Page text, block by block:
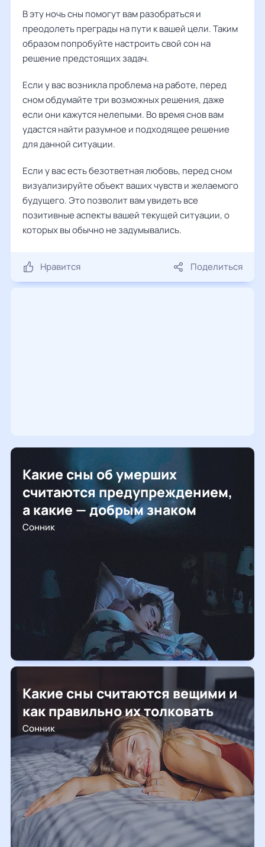
В эту ночь сны помогут вам разобраться и
преодолеть преграды на пути к вашей цели. Таким
образом попробуйте настроить свой сон на
решение предстоящих задач.
Если у вас возникла проблема на работе, перед
сном обдумайте три возможных решения, даже
если они кажутся нелепыми. Во время снов вам
удастся найти разумное и подходящее решение
для данной ситуации.
Если у вас есть безответная любовь, перед сном
визуализируйте объект ваших чувств и желаемого
будущего. Это позволит вам увидеть все
позитивные аспекты вашей текущей ситуации, о
которых вы обычно не задумывались.
Нравится Поделиться
Какие сны об умерших
считаются предупреждением,
а какие — добрым знаком
Сонник
Какие сны считаются вещими и
как правильно их толковать
Сонник